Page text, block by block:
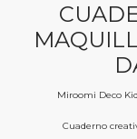
Miroomi Deco
Cuaderno